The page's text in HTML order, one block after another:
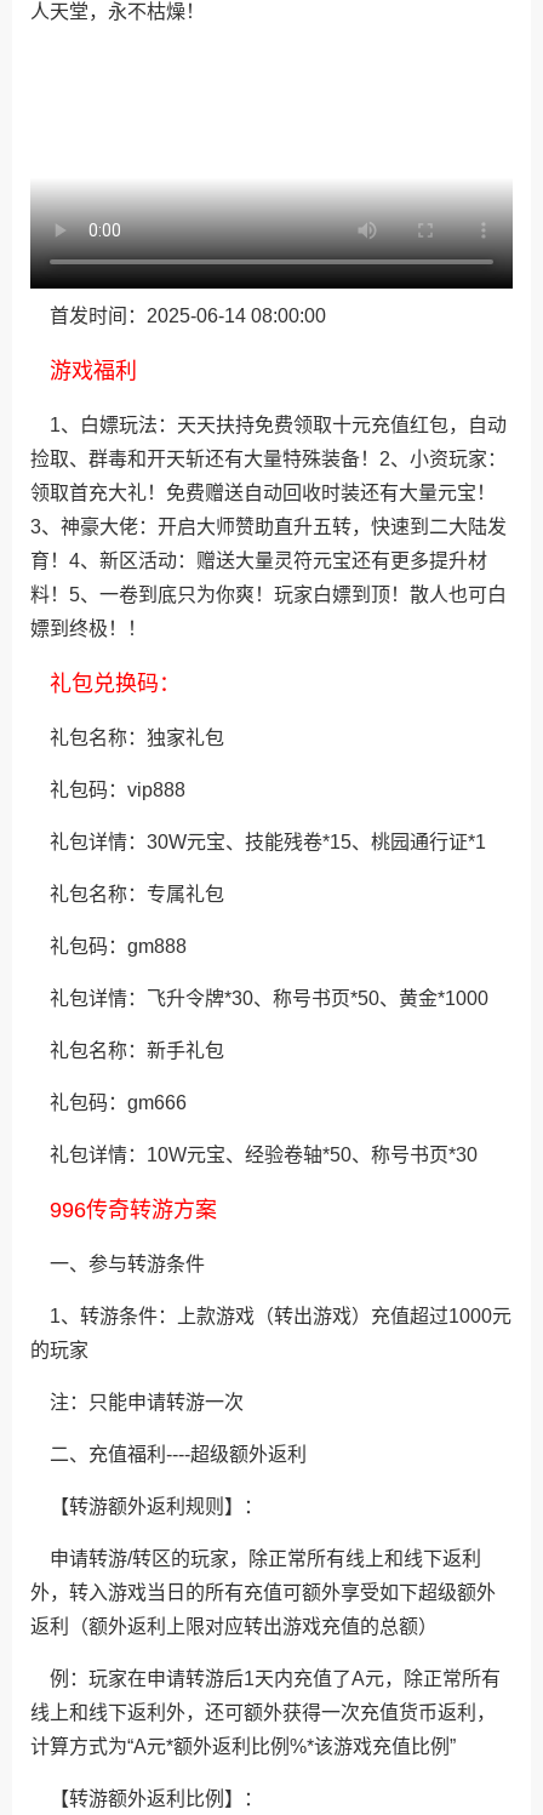
人天堂，永不枯燥！
首发时间：2025-06-14 08:00:00
游戏福利
1、白嫖玩法：天天扶持免费领取十元充值红包，自动
捡取、群毒和开天斩还有大量特殊装备！2、小资玩家：
领取首充大礼！免费赠送自动回收时装还有大量元宝！
3、神豪大佬：开启大师赞助直升五转，快速到二大陆发
育！4、新区活动：赠送大量灵符元宝还有更多提升材
料！5、一卷到底只为你爽！玩家白嫖到顶！散人也可白
嫖到终极！！
礼包兑换码：
礼包名称：独家礼包
礼包码：vip888
礼包详情：30W元宝、技能残卷*15、桃园通行证*1
礼包名称：专属礼包
礼包码：gm888
礼包详情：飞升令牌*30、称号书页*50、黄金*1000
礼包名称：新手礼包
礼包码：gm666
礼包详情：10W元宝、经验卷轴*50、称号书页*30
996传奇转游方案
一、参与转游条件
1、转游条件：上款游戏（转出游戏）充值超过1000元
的玩家
注：只能申请转游一次
二、充值福利----超级额外返利
【转游额外返利规则】：
申请转游/转区的玩家，除正常所有线上和线下返利
外，转入游戏当日的所有充值可额外享受如下超级额外
返利（额外返利上限对应转出游戏充值的总额）
例：玩家在申请转游后1天内充值了A元，除正常所有
线上和线下返利外，还可额外获得一次充值货币返利，
计算方式为“A元*额外返利比例%*该游戏充值比例”
【转游额外返利比例】：